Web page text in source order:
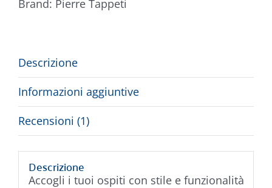
Brand: Pierre Tappeti
Descrizione
Informazioni aggiuntive
Recensioni (1)
Descrizione
Accogli i tuoi ospiti con stile e funzionalità